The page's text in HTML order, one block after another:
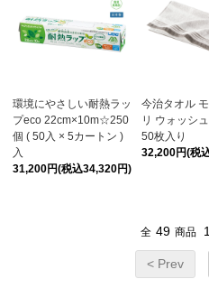
環境にやさしい耐熱ラッ
プeco 22cm×10m☆250
個 ( 50入 × 5カートン )
入
31,200円(税込34,320円)
今治タオル
リ ウォッシ
50枚入り
32,200円(税
全 49 商品 1
< Prev